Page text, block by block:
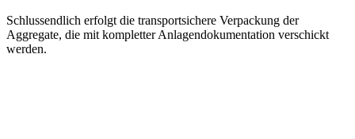
Schlussendlich erfolgt die transportsichere Verpackung der
Aggregate, die mit kompletter Anlagendokumentation verschickt
werden.